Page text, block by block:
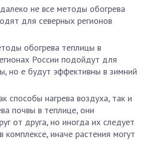
не все методы обогрева
для северных регионов
обогрева теплицы в
России подойдут для
но е будут эффективны в зимний
способы нагрева воздуха, так и
почвы в теплице, они
от друга, но иногда их следует
комплексе, иначе растения могут